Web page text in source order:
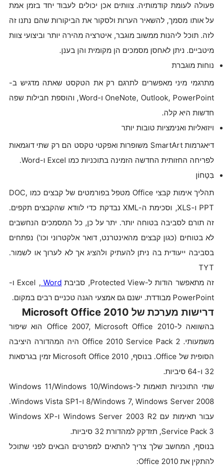
פעולה לעומת קודמותיה. צוותים אכן יכולים לעבוד יחד בזמן אמת
על אותו מסמך, להשאיר הערות ולסקור את הביקורות שהם נתנו זה
לזה. תוכל ליהנות ממשוב מוגבר, איטרציה מהירה יותר וביצועי צוות
מיטביים. ניתן לאחסן מסמכים הן מקומית והן בענן.
נוחות מוגברת
מתרגמי מיני מאפשרים לתרגם רק את הטקסט שאתה מדגיש ב-
OneNote, Outlook, PowerPoint ו-Word, והוספת חבילות שפה
חדשות היא קלה.
ויזואליות ואנימציות טובות יותר
דיאגרמות SmartArt משופרות ואפקטי טקסט הם רק שתי דוגמאות
לפריחה החזותית החדשה הזמינה בתוכניות כמו Excel ו-Word.
בִּטָחוֹן
תהליך אימות קבצי Office מטפל בפורמטים של קבצים כמו DOC,
PPT ו-XLS, וסכימת ה-XML נבדקת כדי לוודא שהקבצים תקפים.
זה תורם לסביבה בטוחה יותר. יתר על כן, כל המסמכים הנחשבים
לא בטוחים (כגון קבצים מהאינטרנט, דואר אלקטרוני וכו') נפתחים
בסביבה ייעודית בה ניתן להעתיק ולהציג אך לא לערוך או לשמור.
TYT
זה מתאפשר הודות ל-Protected View, סביבת
Word
, Excel ו-
PowerPoint מבודדת. ישנם גם אמצעי הגנה טכניים רבים במקום.
דרישות מערכת של Microsoft Office 2010
בהשוואה ל-Office 2007, Microsoft Office 2010 הוא שיפור
משמעותי. Office 2010 Service Pack 2 היה המהדורה היציבה
הסופית של Office. בנוסף, Microsoft Office 2010 זמין בגרסאות
32 ו-64 סיביות.
שתי התוכניות תואמות ל-Windows 11/Windows 10/Windows
8/Windows 7, Windows Server 2008 ו-Windows Vista SP1.
עבור תאימות עם Windows Server 2003 R2 ו-Windows XP
Service Pack 3, תזדקק למהדורת 32 סיביות.
בנוסף, המחשב שלך צריך להתאים למפרטים הבאים לפני שתוכל
להתקין את Office 2010: